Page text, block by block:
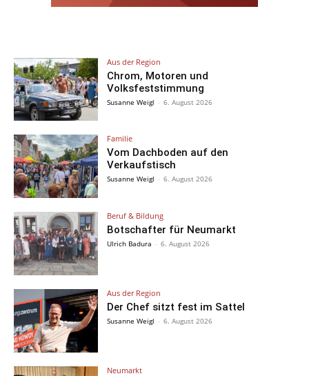
Aus der Region
Chrom, Motoren und
Volksfeststimmung
Susanne Weigl - 6. August 2026
Familie
Vom Dachboden auf den
Verkaufstisch
Susanne Weigl - 6. August 2026
Beruf & Bildung
Botschafter für Neumarkt
Ulrich Badura - 6. August 2026
Aus der Region
Der Chef sitzt fest im Sattel
Susanne Weigl - 6. August 2026
Neumarkt